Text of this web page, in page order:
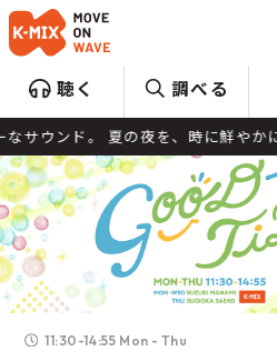
聴く 調べる
鮮やかに、時に優し
11:30-14:55 Mon - Thu